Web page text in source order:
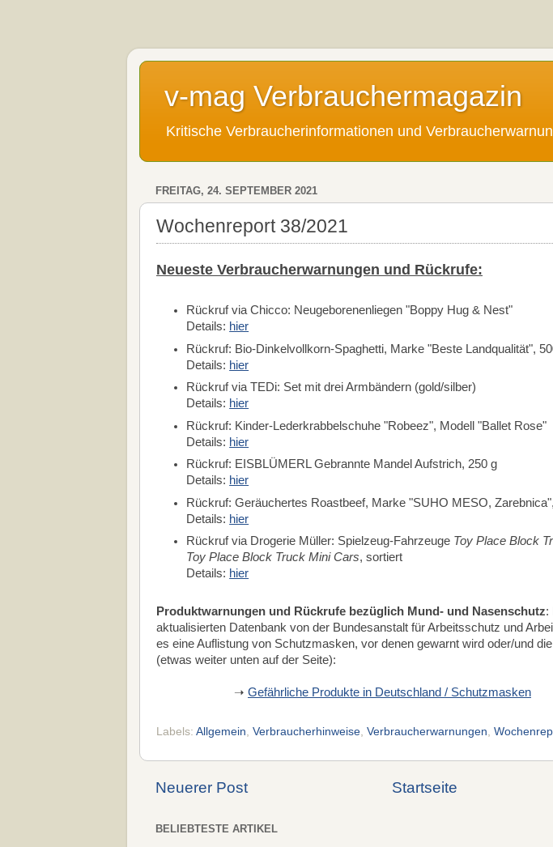
v-mag Verbrauchermagazin
Kritische Verbraucherinformationen und
FREITAG, 24. SEPTEMBER 2021
Wochenreport 38/2021
Neueste Verbraucherwarnungen und Rückrufe:
Rückruf via Chicco: Neugeborenenliegen "Boppy Hug & Nest"
Details: hier
Rückruf: Bio-Dinkelvollkorn-Spaghetti, Marke "Beste Landqualität",
Details: hier
Rückruf via TEDi: Set mit drei Armbändern (gold/silber)
Details: hier
Rückruf: Kinder-Lederkrabbelschuhe "Robeez", Modell "Ballet Rose"
Details: hier
Rückruf: EISBLÜMERL Gebrannte Mandel Aufstrich, 250 g
Details: hier
Rückruf: Geräuchertes Roastbeef, Marke "SUHO MESO,
Details: hier
Rückruf via Drogerie Müller: Spielzeug-Fahrzeuge Toy Place Block
Toy Place Block Truck Mini Cars, sortiert
Details: hier
Produktwarnungen und Rückrufe bezüglich Mund- und Nasenschutz:
aktualisierten Datenbank von der Bundesanstalt für Arbeitsschutz und
es eine Auflistung von Schutzmasken, vor denen gewarnt wird oder/und
(etwas weiter unten auf der Seite):
➝ Gefährliche Produkte in Deutschland / Schutzmasken
Labels: Allgemein, Verbraucherhinweise, Verbraucherwarnungen,
Neuerer Post Startseite
BELIEBTESTE ARTIKEL